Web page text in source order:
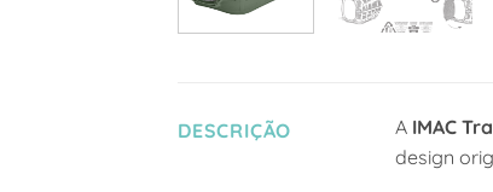
DESCRIÇÃO A IMAC
design